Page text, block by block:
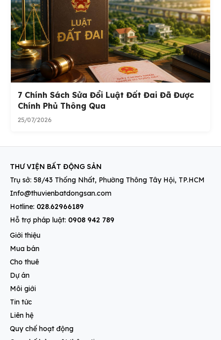
7 Chính Sách Sửa Đổi Luật Đất Đai Đã Được
Chính Phủ Thông Qua
25/07/2026
THƯ VIỆN BẤT ĐỘNG SẢN
Trụ sở: 58/43 Thống Nhất, Phường Thông Tây Hội, TP.HCM
Info@thuvienbatdongsan.com
Hotline: 028.62966189
Hỗ trợ pháp luật: 0908 942 789
Giới thiệu
Mua bán
Cho thuê
Dự án
Môi giới
Tin tức
Liên hệ
Quy chế hoạt động